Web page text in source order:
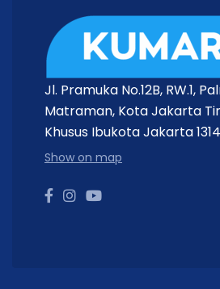
Jl. Pramuka No.12B, RW.1,
Matraman, Kota Jakarta
Khusus Ibukota Jakarta
Show on map